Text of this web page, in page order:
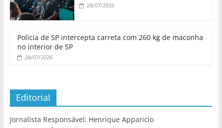
28/07/2026
Polícia de SP intercepta carreta com 260 kg de maconha
no interior de SP
28/07/2026
Editorial
Jornalista Responsável: Henrique Apparicio